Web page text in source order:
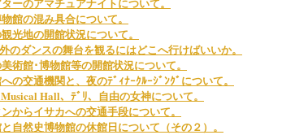
館の混み具合について。
光地の開館状況について。
のダンスの舞台を観るにはどこへ行けばいいか。
術館･博物館等の開館状況について。
の交通機関と、夜のﾃﾞｨﾅｰｸﾙｰｼﾞﾝｸﾞについて。
Hall、ﾃﾞﾘ、自由の女神について。
からイサカへの交通手段について。
自然史博物館の休館日について（その２）。